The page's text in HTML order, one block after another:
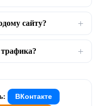
сайту?
ВКонтакте